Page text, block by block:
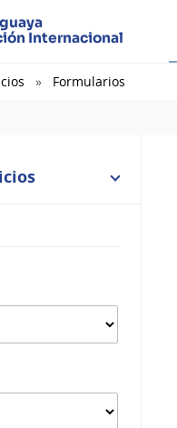
Internacional
Formularios